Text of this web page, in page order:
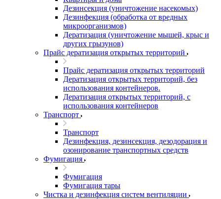
Дезинсекция (уничтожение насекомых)
Дезинфекция (обработка от вредных
микроорганизмов)
Дератизация (уничтожение мышей, крыс и
других грызунов)
Прайс дератизация открытых территорий
Прайс дератизация открытых территорий
Дератизация открытых территорий, без
использования контейнеров.
Дератизация открытых территорий, с
использования контейнеров
Транспорт
Транспорт
Дезинфекция, дезинсекция, дезодорация и
озонирование транспортных средств
Фумигация
Фумигация
Фумигация тары
Чистка и дезинфекция систем вентиляции